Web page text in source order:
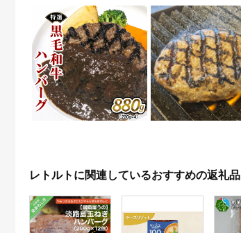
レトルトに関連しているおすすめの返礼品